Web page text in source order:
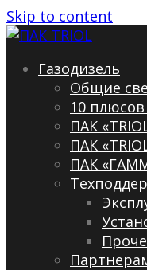
Skip to content
Газодизель
Общие
10 плюсов
ПАК
ПАК
ПАК